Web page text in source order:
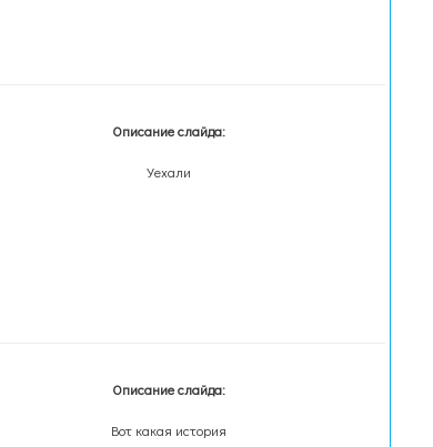
Описание слайда:
Уехали
Описание слайда:
Вот какая история